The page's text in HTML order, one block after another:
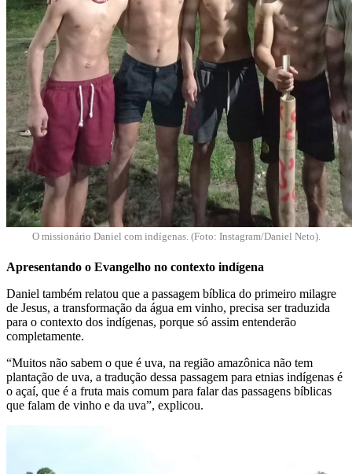
O missionário Daniel com indígenas. (Foto: Instagram/Daniel Neto).
Apresentando o Evangelho no contexto indígena
Daniel também relatou que a passagem bíblica do primeiro milagre
de Jesus, a transformação da água em vinho, precisa ser traduzida
para o contexto dos indígenas, porque só assim entenderão
completamente.
“Muitos não sabem o que é uva, na região amazônica não tem
plantação de uva, a tradução dessa passagem para etnias indígenas é
o açaí, que é a fruta mais comum para falar das passagens bíblicas
que falam de vinho e da uva”, explicou.